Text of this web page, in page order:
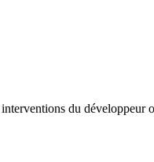
du développeur